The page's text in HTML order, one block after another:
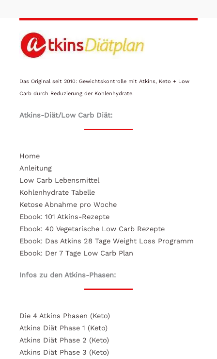
Das Original seit 2010: Gewichtskontrolle mit Atkins, Keto + Low
Carb durch Reduzierung der Kohlenhydrate.
Atkins-Diät/Low Carb Diät:
Home
Anleitung
Low Carb Lebensmittel
Kohlenhydrate Tabelle
Ketose Abnahme pro Woche
Ebook: 101 Atkins-Rezepte
Ebook: 40 Vegetarische Low Carb Rezepte
Ebook: Das Atkins 28 Tage Weight Loss Programm
Ebook: Der 7 Tage Low Carb Plan
Infos zu den Atkins-Phasen:
Die 4 Atkins Phasen (Keto)
Atkins Diät Phase 1 (Keto)
Atkins Diät Phase 2 (Keto)
Atkins Diät Phase 3 (Keto)